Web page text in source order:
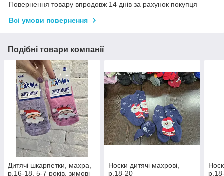
Повернення товару впродовж 14 днів за рахунок покупця
Всі умови повернення
Подібні товари компанії
Дитячі шкарпетки, махра,
р.16-18, 5-7 років. зимові
Носки дитячі махрові,
р.18-20